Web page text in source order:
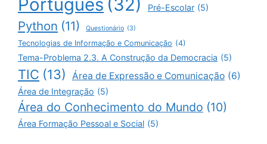
Português (32) Pré-Escolar (5)
Python (11) Questionário (3)
Tecnologias de Informação e Comunicação (4)
Tema-Problema 2.3. A Construção da Democracia (5)
TIC (13) Área de Expressão e Comunicação (6)
Área de Integração (5)
Área do Conhecimento do Mundo (10)
Área Formação Pessoal e Social (5)